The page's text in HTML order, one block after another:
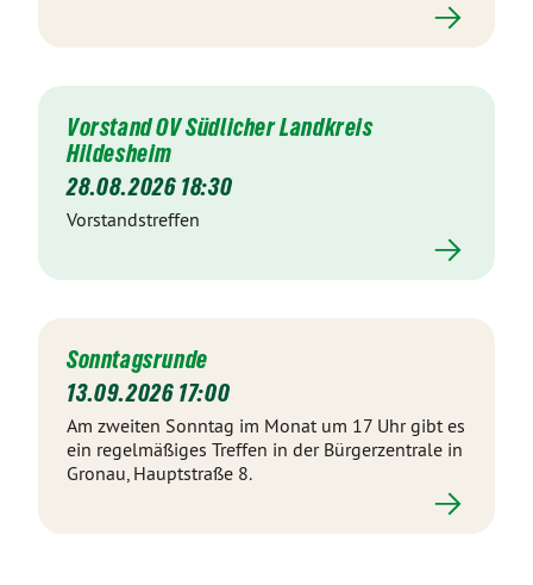
Vorstand OV Südlicher Landkreis
Hildesheim
28.08.2026 18:30
Vorstandstreffen
Sonntagsrunde
13.09.2026 17:00
Am zweiten Sonntag im Monat um 17 Uhr gibt es
ein regelmäßiges Treffen in der Bürgerzentrale in
Gronau, Hauptstraße 8.